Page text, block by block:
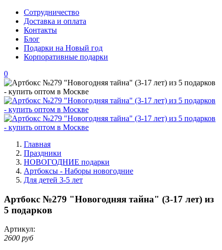
Сотрудничество
Доставка и оплата
Контакты
Блог
Подарки на Новый год
Корпоративные подарки
0
Главная
Праздники
НОВОГОДНИЕ подарки
Артбоксы - Наборы новогодние
Для детей 3-5 лет
Артбокс №279 "Новогодняя тайна" (3-17 лет) из
5 подарков
Артикул:
2600 руб